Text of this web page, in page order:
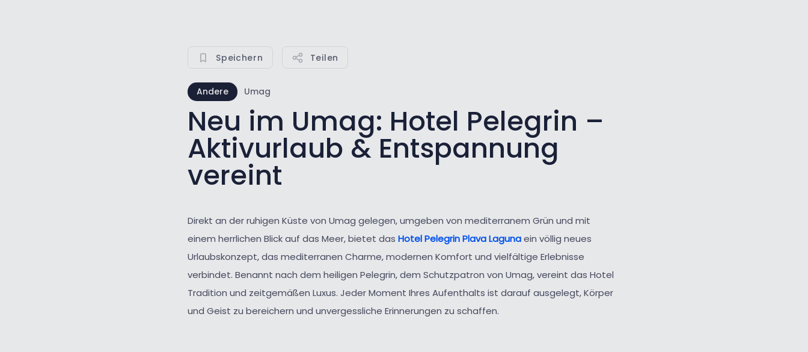
Speichern Teilen
Andere Umag
Neu im Umag: Hotel Pelegrin –
Aktivurlaub & Entspannung
vereint
Direkt an der ruhigen Küste von Umag gelegen, umgeben von mediterranem Grün und mit
einem herrlichen Blick auf das Meer, bietet das Hotel Pelegrin Plava Lagunaein völlig neues
Urlaubskonzept, das mediterranen Charme, modernen Komfort und vielfältige Erlebnisse
verbindet. Benannt nach dem heiligen Pelegrin, dem Schutzpatron von Umag, vereint das Hotel
Tradition und zeitgemäßen Luxus. Jeder Moment Ihres Aufenthalts ist darauf ausgelegt, Körper
und Geist zu bereichern und unvergessliche Erinnerungen zu schaffen.